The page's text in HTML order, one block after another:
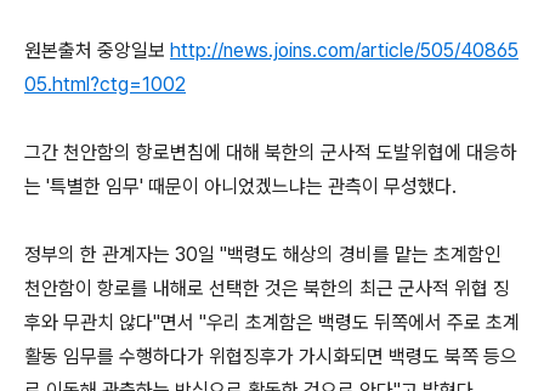
원본출처 중앙일보 http://news.joins.com/article/505/40865
05.html?ctg=1002
그간 천안함의 항로변침에 대해 북한의 군사적 도발위협에 대응하
는 '특별한 임무' 때문이 아니었겠느냐는 관측이 무성했다.
정부의 한 관계자는 30일 "백령도 해상의 경비를 맡는 초계함인
천안함이 항로를 내해로 선택한 것은 북한의 최근 군사적 위협 징
후와 무관치 않다"면서 "우리 초계함은 백령도 뒤쪽에서 주로 초계
활동 임무를 수행하다가 위협징후가 가시화되면 백령도 북쪽 등으